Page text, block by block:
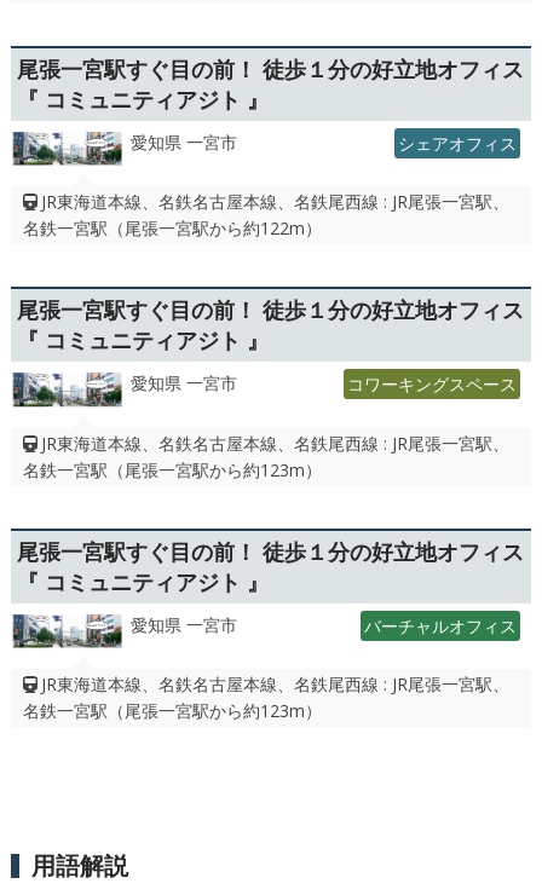
尾張一宮駅すぐ目の前！ 徒歩１分の好立地オフィス
『 コミュニティアジト 』
愛知県 一宮市 シェアオフィス
JR東海道本線、名鉄名古屋本線、名鉄尾西線 : JR尾張一宮駅、
名鉄一宮駅（尾張一宮駅から約122m）
尾張一宮駅すぐ目の前！ 徒歩１分の好立地オフィス
『 コミュニティアジト 』
愛知県 一宮市 コワーキングスペース
JR東海道本線、名鉄名古屋本線、名鉄尾西線 : JR尾張一宮駅、
名鉄一宮駅（尾張一宮駅から約123m）
尾張一宮駅すぐ目の前！ 徒歩１分の好立地オフィス
『 コミュニティアジト 』
愛知県 一宮市 バーチャルオフィス
JR東海道本線、名鉄名古屋本線、名鉄尾西線 : JR尾張一宮駅、
名鉄一宮駅（尾張一宮駅から約123m）
用語解説